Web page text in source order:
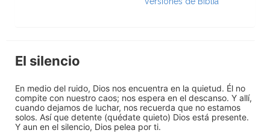
El silencio
En medio del ruido, Dios nos encuentra en la quietud. Él no
compite con nuestro caos; nos espera en el descanso. Y allí,
cuando dejamos de luchar, nos recuerda que no estamos
solos. Así que detente (quédate quieto) Dios está presente.
Y aun en el silencio, Dios pelea por ti.